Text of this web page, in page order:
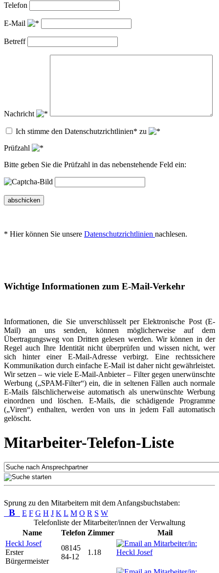
Telefon
E-Mail
Betreff
Nachricht
Ich stimme den Datenschutzrichtlinien* zu
Prüfzahl
Bitte geben Sie die Prüfzahl in das nebenstehende Feld ein:
abschicken
* Hier können Sie unsere Datenschutzrichtlinien nachlesen.
Wichtige Informationen zum E-Mail-Verkehr
Informationen, die Sie unverschlüsselt per Elektronische Post (E-
Mail) an uns senden, können möglicherweise auf dem
Übertragungsweg von Dritten gelesen werden. Wir können in der
Regel auch Ihre Identität nicht überprüfen und wissen nicht, wer
sich hinter einer E-Mail-Adresse verbirgt. Eine rechtssichere
Kommunikation durch einfache E-Mail ist daher nicht gewährleistet.
Wir setzen – wie viele E-Mail-Anbieter – Filter gegen unerwünschte
Werbung („SPAM-Filter“) ein, die in seltenen Fällen auch normale
E-Mails fälschlicherweise automatisch als unerwünschte Werbung
einordnen und löschen. E-Mails, die schädigende Programme
(„Viren“) enthalten, werden von uns in jedem Fall automatisch
gelöscht.
Mitarbeiter-Telefon-Liste
Sprung zu den Mitarbeitern mit dem Anfangsbuchstaben:
B E F G H J K L M O R S W
Telefonliste der Mitarbeiter/innen der Verwaltung
Name
Telefon Zimmer
Mail
Heckl Josef
Erster
Bürgermeister
08145
84-12
1.18